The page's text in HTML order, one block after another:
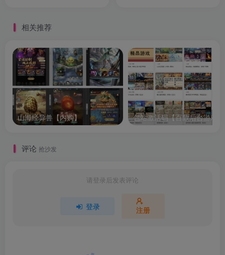
相关推荐
山海经异兽【内购】 包站激活码【百款后台游戏】
评论 抢沙发
请登录后发表评论
登录 注册